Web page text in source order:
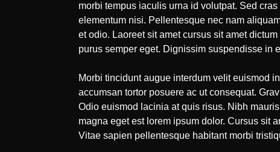
morbi tempus iaculis urna id volutpat. Sed
elementum nisi. Pellentesque nec nam
et odio. Laoreet sit amet cursus sit amet
purus semper eget. Dignissim suspendisse in
Morbi tincidunt augue interdum velit euismod
accumsan tortor posuere ac ut consequat.
Odio euismod lacinia at quis risus. Nibh
magna eget est lorem ipsum dolor. Cursus sit
Vitae sapien pellentesque habitant morbi